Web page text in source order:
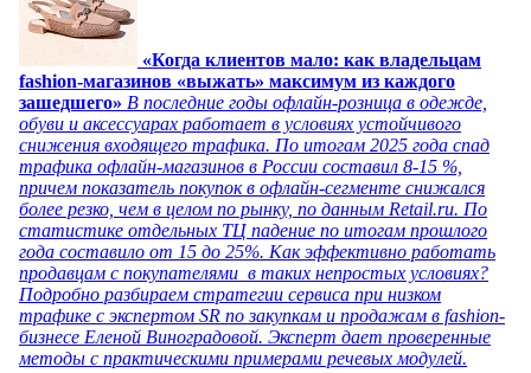
«Когда клиентов мало: как владельцам
fashion-магазинов «выжать» максимум из каждого
зашедшего» В последние годы офлайн-розница в одежде,
обуви и аксессуарах работает в условиях устойчивого
снижения входящего трафика. По итогам 2025 года спад
трафика офлайн-магазинов в России составил 8-15 %,
причем показатель покупок в офлайн-сегменте снижался
более резко, чем в целом по рынку, по данным Retail.ru. По
статистике отдельных ТЦ падение по итогам прошлого
года составило от 15 до 25%. Как эффективно работать
продавцам с покупателями в таких непростых условиях?
Подробно разбираем стратегии сервиса при низком
трафике с экспертом SR по закупкам и продажам в fashion-
бизнесе Еленой Виноградовой. Эксперт дает проверенные
методы с практическими примерами речевых модулей.